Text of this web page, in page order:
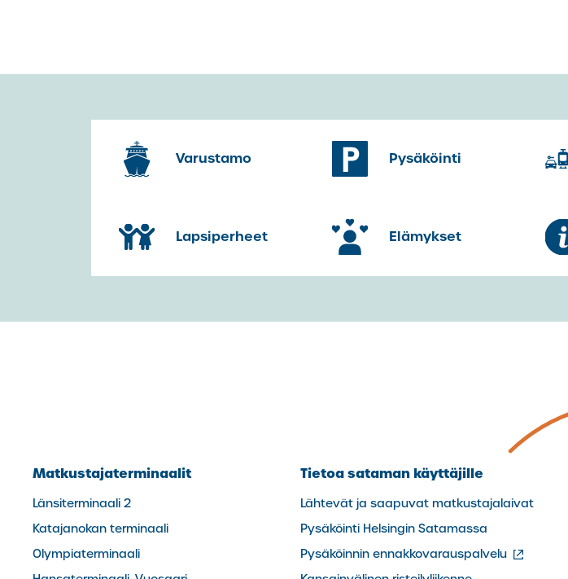
Varustamo Pysäköinti
Lapsiperheet Elämykset
Matkustajaterminaalit
Länsiterminaali 2
Katajanokan terminaali
Olympiaterminaali
Tietoa sataman käyttäjille
Lähtevät ja saapuvat matkustajalaivat
Pysäköinti Helsingin Satamassa
Pysäköinnin ennakkovarauspalvelu(ulkoinen
linkki)